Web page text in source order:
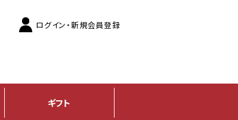
ログイン ・新規会員登録
ギフト